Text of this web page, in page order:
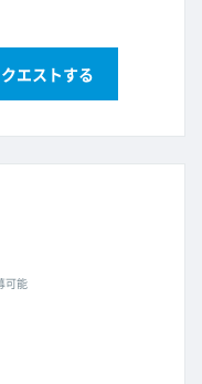
エストする
可能